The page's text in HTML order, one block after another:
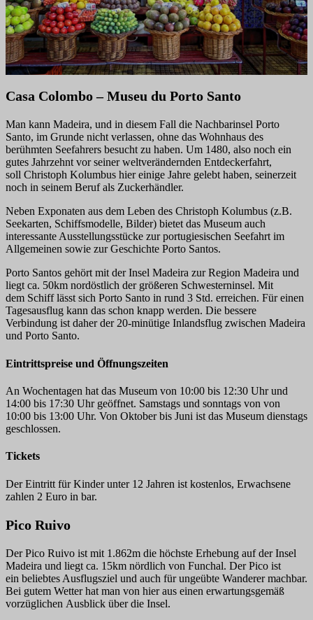
Casa Colombo – Museu du Porto Santo
Man kann Madeira, und in diesem Fall die Nachbarinsel Porto
Santo, im Grunde nicht verlassen, ohne das Wohnhaus des
berühmten Seefahrers besucht zu haben. Um 1480, also noch ein
gutes Jahrzehnt vor seiner weltverändernden Entdeckerfahrt,
soll Christoph Kolumbus hier einige Jahre gelebt haben, seinerzeit
noch in seinem Beruf als Zuckerhändler.
Neben Exponaten aus dem Leben des Christoph Kolumbus (z.B.
Seekarten, Schiffsmodelle, Bilder) bietet das Museum auch
interessante Ausstellungsstücke zur portugiesischen Seefahrt im
Allgemeinen sowie zur Geschichte Porto Santos.
Porto Santos gehört mit der Insel Madeira zur Region Madeira und
liegt ca. 50km nordöstlich der größeren Schwesterninsel. Mit
dem Schiff lässt sich Porto Santo in rund 3 Std. erreichen. Für einen
Tagesausflug kann das schon knapp werden. Die bessere
Verbindung ist daher der 20-minütige Inlandsflug zwischen Madeira
und Porto Santo.
Eintrittspreise und Öffnungszeiten
An Wochentagen hat das Museum von 10:00 bis 12:30 Uhr und
14:00 bis 17:30 Uhr geöffnet. Samstags und sonntags von von
10:00 bis 13:00 Uhr. Von Oktober bis Juni ist das Museum dienstags
geschlossen.
Tickets
Der Eintritt für Kinder unter 12 Jahren ist kostenlos, Erwachsene
zahlen 2 Euro in bar.
Pico Ruivo
Der Pico Ruivo ist mit 1.862m die höchste Erhebung auf der Insel
Madeira und liegt ca. 15km nördlich von Funchal. Der Pico ist
ein beliebtes Ausflugsziel und auch für ungeübte Wanderer machbar.
Bei gutem Wetter hat man von hier aus einen erwartungsgemäß
vorzüglichen Ausblick über die Insel.